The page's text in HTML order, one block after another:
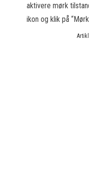
aktivere mørk
ikon og klik på